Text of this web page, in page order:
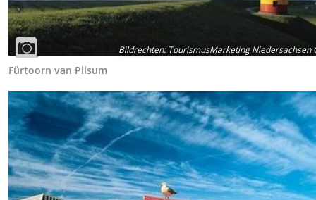
Bildrechten:TourismusMarketing Niedersachsen
Fürtoorn van Pilsum